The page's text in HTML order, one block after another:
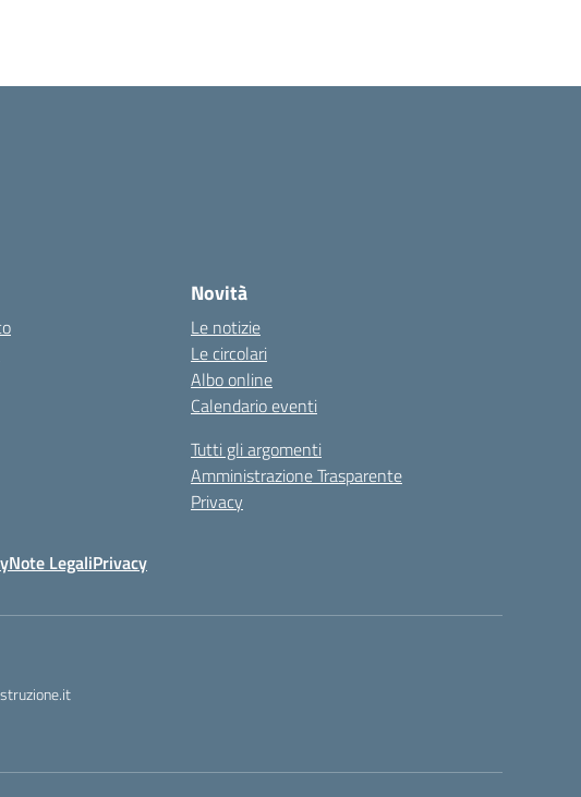
Novità
Le notizie
Le circolari
Albo online
Calendario eventi
Tutti gli argomenti
Amministrazione Trasparente
Privacy
Note LegaliPrivacy